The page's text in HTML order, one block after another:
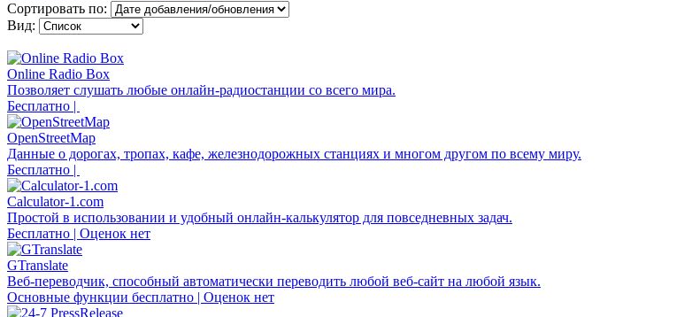
Сортировать по:
Вид:
Online Radio Box
Позволяет слушать любые онлайн-радиостанции со всего мира.
Бесплатно |
OpenStreetMap
Данные о дорогах, тропах, кафе, железнодорожных станциях и многом другом по всему миру.
Бесплатно |
Calculator-1.com
Простой в использовании и удобный онлайн-калькулятор для повседневных задач.
Бесплатно | Оценок нет
GTranslate
Веб-переводчик, способный автоматически переводить любой веб-сайт на любой язык.
Основные функции бесплатно | Оценок нет